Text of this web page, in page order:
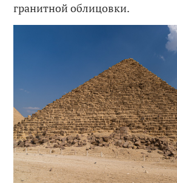
гранитной облицовки.